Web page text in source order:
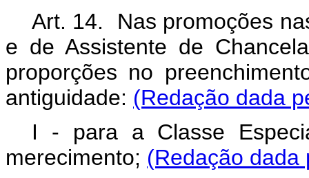
Art. 14. Nas promoções
e de Assistente de
proporções no
antiguidade: (Redação dada
I - para a Classe
merecimento; (Redação dada